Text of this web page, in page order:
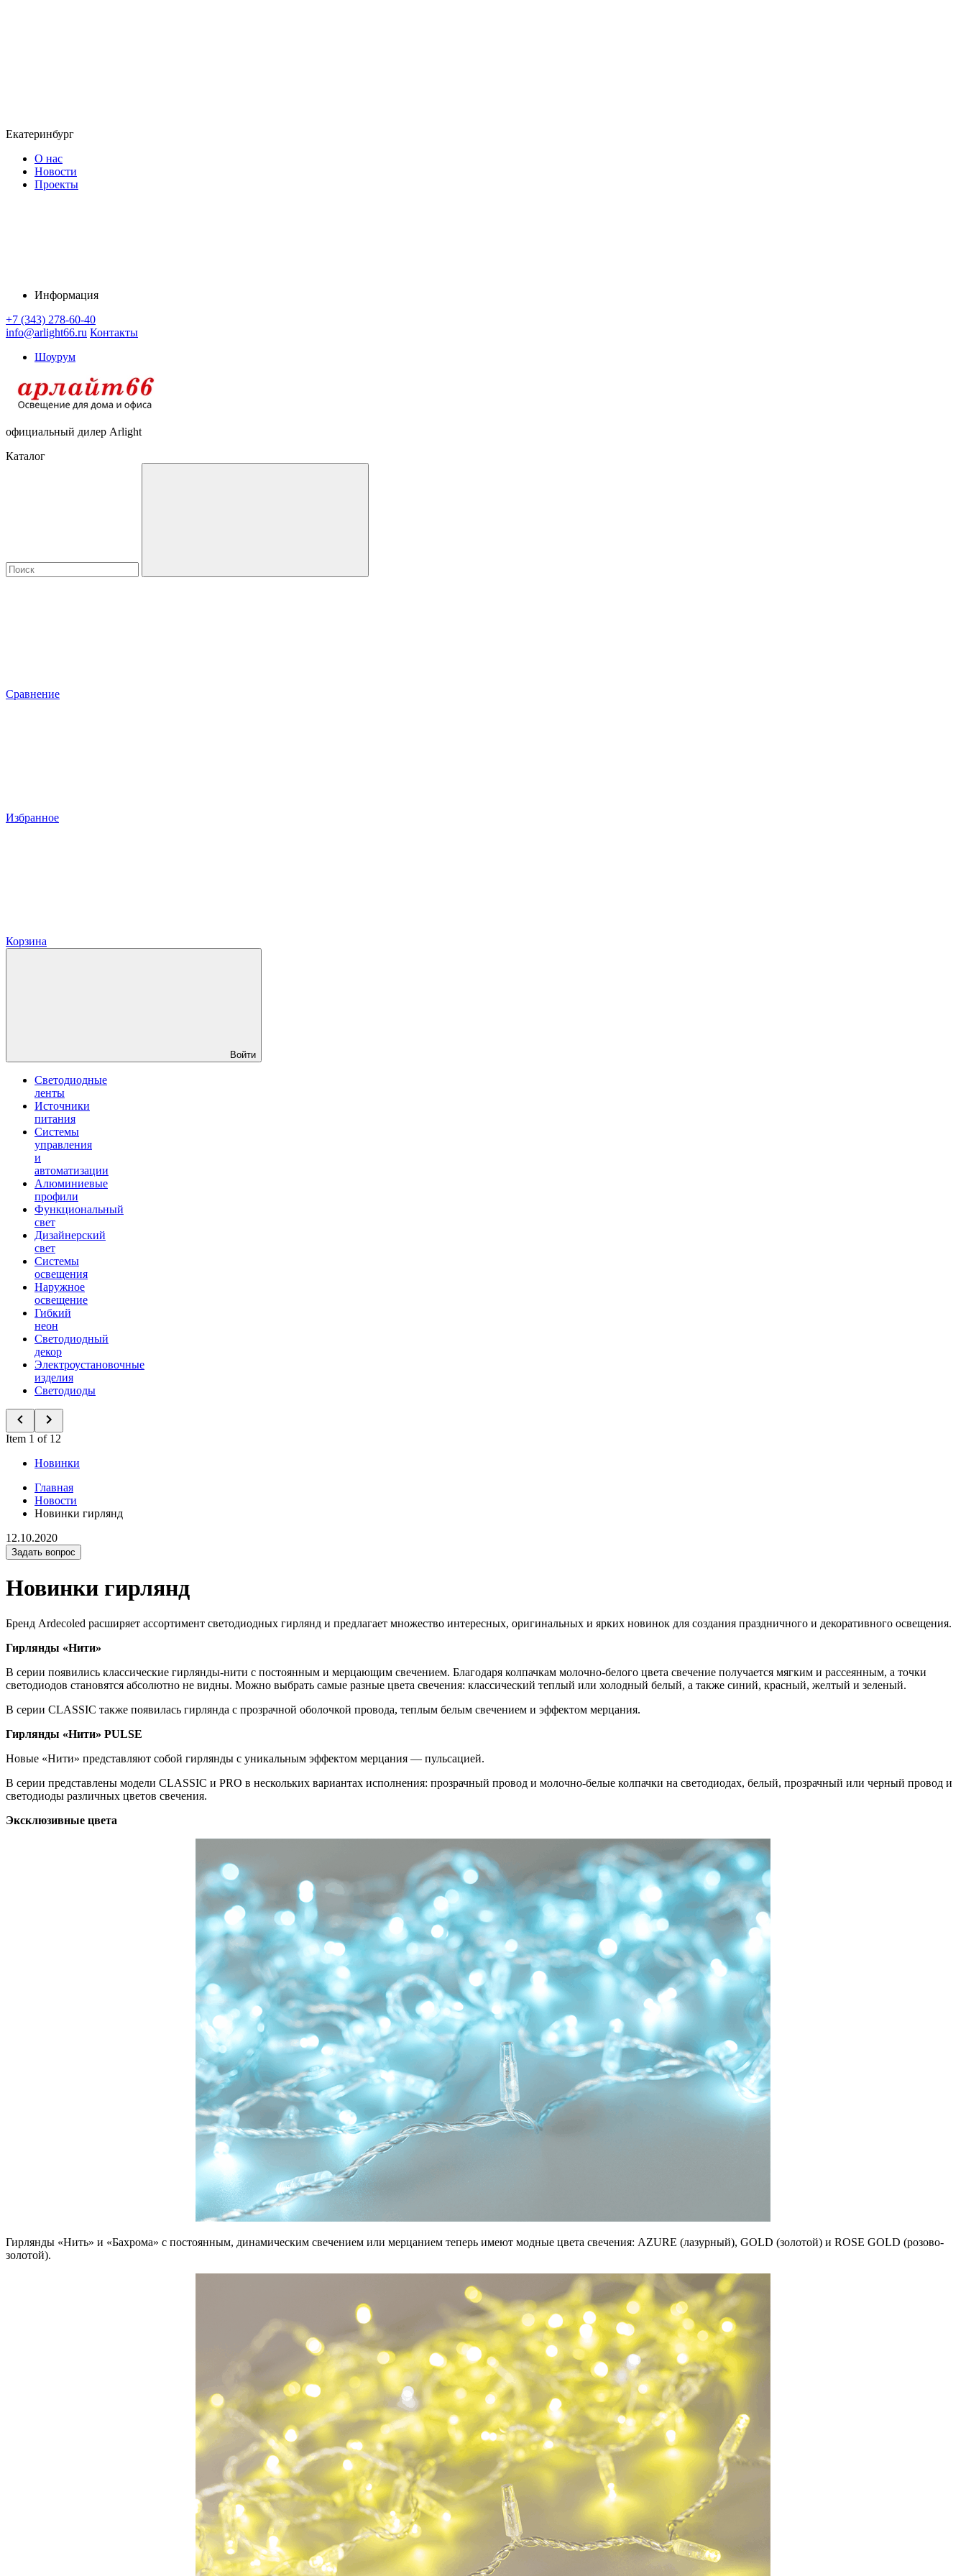
Екатеринбург
О нас
Новости
Проекты
Информация
+7 (343) 278-60-40
info@arlight66.ru Контакты
Шоурум
официальный дилер Arlight
Каталог
Сравнение
Избранное
Корзина
Войти
Светодиодные
ленты
Источники
питания
Системы
управления
и
автоматизации
Алюминиевые
профили
Функциональный
свет
Дизайнерский
свет
Системы
освещения
Наружное
освещение
Гибкий
неон
Светодиодный
декор
Электроустановочные
изделия
Светодиоды
Item 1 of 12
Новинки
Главная
Новости
Новинки гирлянд
12.10.2020
Задать вопрос
Новинки гирлянд
Бренд Ardecoled расширяет ассортимент светодиодных гирлянд и предлагает множество интересных, оригинальных и ярких новинок для создания праздничного и декоративного освещения.
Гирлянды «Нити»
В серии появились классические гирлянды-нити с постоянным и мерцающим свечением. Благодаря колпачкам молочно-белого цвета свечение получается мягким и рассеянным, а точки
светодиодов становятся абсолютно не видны. Можно выбрать самые разные цвета свечения: классический теплый или холодный белый, а также синий, красный, желтый и зеленый.
В серии CLASSIC также появилась гирлянда с прозрачной оболочкой провода, теплым белым свечением и эффектом мерцания.
Гирлянды «Нити» PULSE
Новые «Нити» представляют собой гирлянды с уникальным эффектом мерцания — пульсацией.
В серии представлены модели CLASSIC и PRO в нескольких вариантах исполнения: прозрачный провод и молочно-белые колпачки на светодиодах, белый, прозрачный или черный провод и
светодиоды различных цветов свечения.
Эксклюзивные цвета
Гирлянды «Нить» и «Бахрома» с постоянным, динамическим свечением или мерцанием теперь имеют модные цвета свечения: AZURE (лазурный), GOLD (золотой) и ROSE GOLD (розово-
золотой).